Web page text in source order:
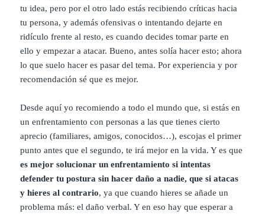
tu idea, pero por el otro lado estás recibiendo críticas hacia
tu persona, y además ofensivas o intentando dejarte en
ridículo frente al resto, es cuando decides tomar parte en
ello y empezar a atacar. Bueno, antes solía hacer esto; ahora
lo que suelo hacer es pasar del tema. Por experiencia y por
recomendación sé que es mejor.
Desde aquí yo recomiendo a todo el mundo que, si estás en
un enfrentamiento con personas a las que tienes cierto
aprecio (familiares, amigos, conocidos…), escojas el primer
punto antes que el segundo, te irá mejor en la vida. Y es que
es mejor solucionar un enfrentamiento si intentas
defender tu postura sin hacer daño a nadie, que si atacas
y hieres al contrario, ya que cuando hieres se añade un
problema más: el daño verbal. Y en eso hay que esperar a